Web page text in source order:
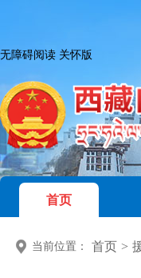
无障碍阅读 关怀版
首页
当前位置： 首页 >